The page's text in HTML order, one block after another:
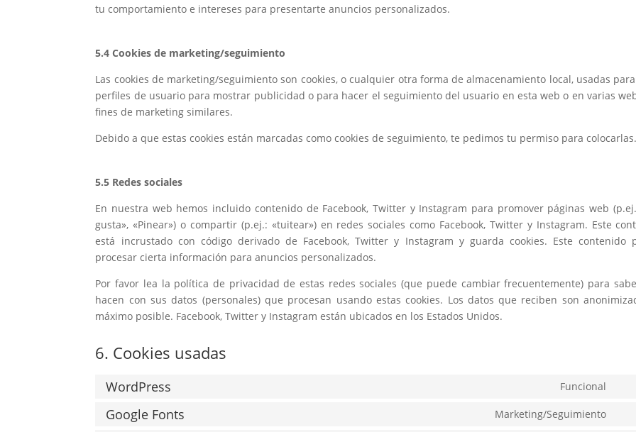
tu comportamiento e intereses para presentarte anuncios personalizados.
5.4 Cookies de marketing/seguimiento
Las cookies de marketing/seguimiento son cookies, o cualquier otra forma de almacenamiento local, usadas
perfiles de usuario para mostrar publicidad o para hacer el seguimiento del usuario en esta web o en varias
fines de marketing similares.
Debido a que estas cookies están marcadas como cookies de seguimiento, te pedimos tu permiso para colocarlas.
5.5 Redes sociales
En nuestra web hemos incluido contenido de Facebook, Twitter y Instagram para promover páginas web
gusta», «Pinear») o compartir (p.ej.: «tuitear») en redes sociales como Facebook, Twitter y Instagram. Este
está incrustado con código derivado de Facebook, Twitter y Instagram y guarda cookies. Este contenido
procesar cierta información para anuncios personalizados.
Por favor lea la política de privacidad de estas redes sociales (que puede cambiar frecuentemente) para
hacen con sus datos (personales) que procesan usando estas cookies. Los datos que reciben son
máximo posible. Facebook, Twitter y Instagram están ubicados en los Estados Unidos.
6. Cookies usadas
WordPress Funcional
Google Fonts Marketing/Seguimiento